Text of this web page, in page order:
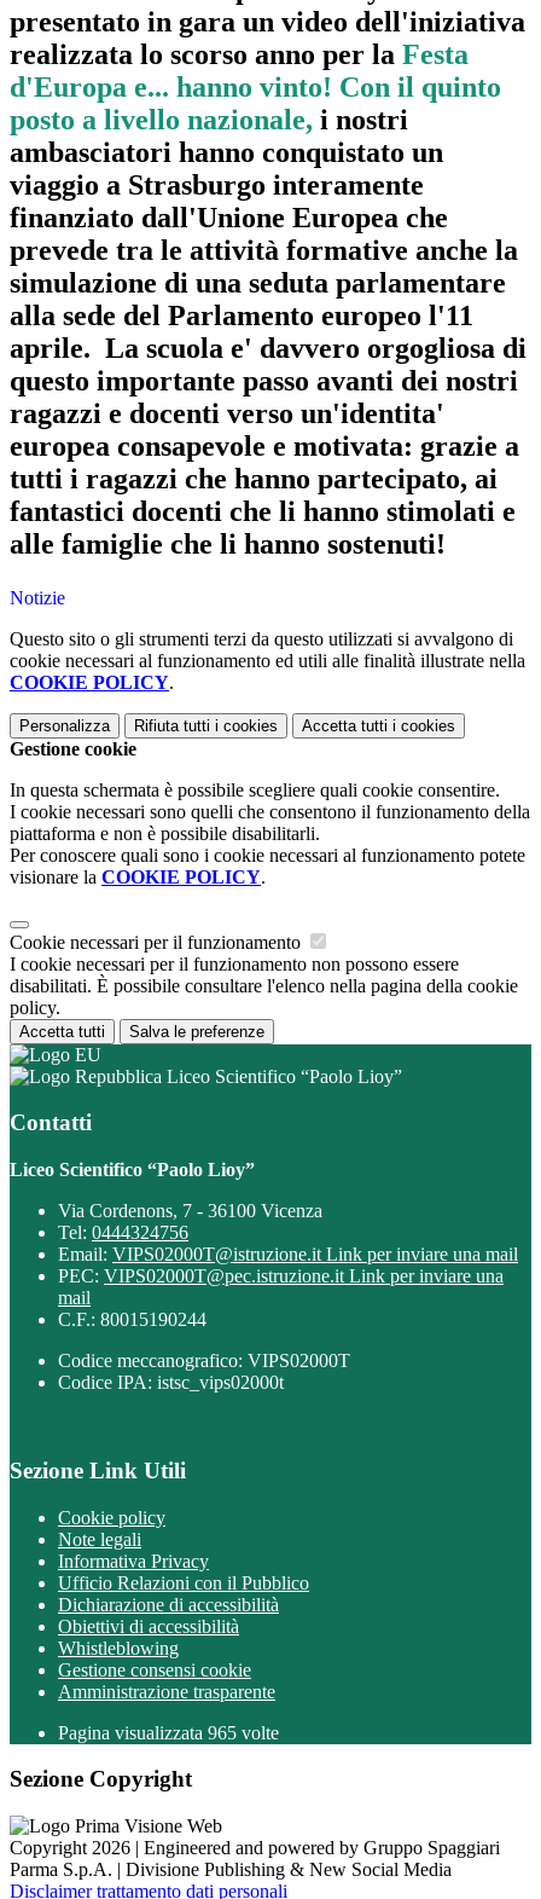
presentato in gara un video dell'iniziativa
realizzata lo scorso anno per la Festa
d'Europa e... hanno vinto! Con il quinto
posto a livello nazionale, i nostri
ambasciatori hanno conquistato un
viaggio a Strasburgo interamente
finanziato dall'Unione Europea che
prevede tra le attività formative anche la
simulazione di una seduta parlamentare
alla sede del Parlamento europeo l'11
aprile. La scuola e' davvero orgogliosa di
questo importante passo avanti dei nostri
ragazzi e docenti verso un'identita'
europea consapevole e motivata: grazie a
tutti i ragazzi che hanno partecipato, ai
fantastici docenti che li hanno stimolati e
alle famiglie che li hanno sostenuti!
Notizie
Questo sito o gli strumenti terzi da questo utilizzati si avvalgono di
cookie necessari al funzionamento ed utili alle finalità illustrate nella
COOKIE POLICY.
Personalizza Rifiuta tutti i cookies Accetta tutti i cookies
Gestione cookie
In questa schermata è possibile scegliere quali cookie consentire.
I cookie necessari sono quelli che consentono il funzionamento della
piattaforma e non è possibile disabilitarli.
Per conoscere quali sono i cookie necessari al funzionamento potete
visionare la COOKIE POLICY.
Cookie necessari per il funzionamento
I cookie necessari per il funzionamento non possono essere
disabilitati. È possibile consultare l'elenco nella pagina della cookie
policy.
Accetta tutti Salva le preferenze
Liceo Scientifico “Paolo Lioy”
Contatti
Liceo Scientifico “Paolo Lioy”
Via Cordenons, 7 - 36100 Vicenza
Tel: 0444324756
Email: VIPS02000T@istruzione.it Link per inviare una mail
PEC: VIPS02000T@pec.istruzione.it Link per inviare una
mail
C.F.: 80015190244
Codice meccanografico: VIPS02000T
Codice IPA: istsc_vips02000t
Sezione Link Utili
Cookie policy
Note legali
Informativa Privacy
Ufficio Relazioni con il Pubblico
Dichiarazione di accessibilità
Obiettivi di accessibilità
Whistleblowing
Gestione consensi cookie
Amministrazione trasparente
Pagina visualizzata 965 volte
Sezione Copyright
Copyright 2026 | Engineered and powered by Gruppo Spaggiari
Parma S.p.A. | Divisione Publishing & New Social Media
Disclaimer trattamento dati personali